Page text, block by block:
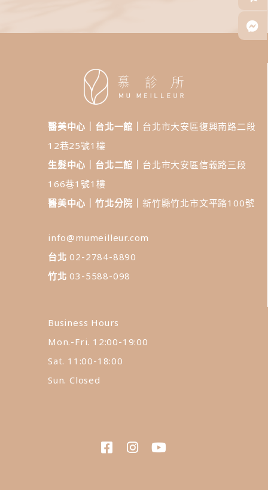
醫美中心｜台北一館｜ 台北市大安區復興南路二段
12巷25號1樓
生髮中心｜台北二館｜ 台北市大安區信義路三段
166巷1號1樓
醫美中心｜竹北分院｜ 新竹縣竹北市文平路100號
info@mumeilleur.com
台北 02-2784-8890
竹北03-5588-098
Business Hours
Mon.-Fri. 12:00-19:00
Sat. 11:00-18:00
Sun. Closed